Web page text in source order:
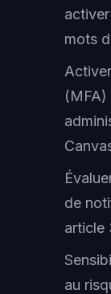
mots
de
article
au